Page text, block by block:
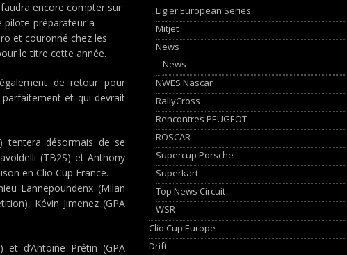
encore compter sur
pilote-préparateur a
et couronné chez les
le titre cette année.
de retour pour
parfaitement et qui devrait
tentera désormais de se
(TB2S) et Anthony
en Clio Cup France.
Lannepoundenx (Milan
Kévin Jimenez (GPA
et d’Antoine Prétin (GPA
Ligier European Series
Mitjet
News
News
NWES Nascar
RallyCross
Rencontres PEUGEOT
ROSCAR
Supercup Porsche
Superkart
Top News Circuit
WSR
Clio Cup Europe
Drift